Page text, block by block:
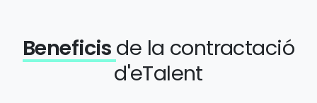
Beneficis de la contractació
d'eTalent